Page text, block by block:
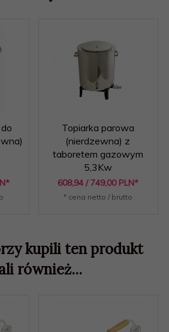
Topiarka parowa
(nierdzewna) z
taboretem gazowym
5,3Kw
608,94 / 749,00 PLN*
* cena netto / brutto
kupili ten produkt
również...